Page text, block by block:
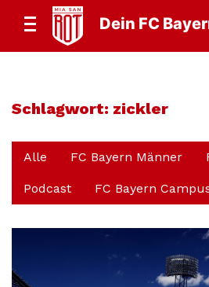
Dein FC
Schlagwort: zickler
Alle FC Bayern Männer
Podcast FC Bayern